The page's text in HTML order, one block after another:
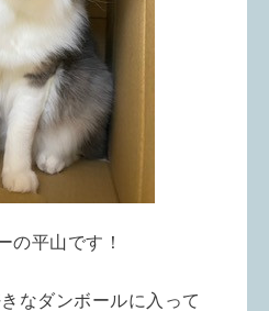
の平山です！
なダンボールに入って